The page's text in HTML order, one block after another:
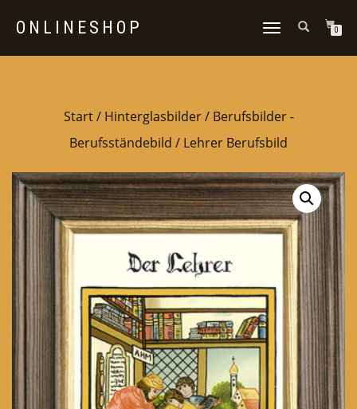
ONLINESHOP
NAVIGATION
0
Start/ Hinterglasbilder/ Berufsbilder -
Berufsständebild / Lehrer Berufsbild